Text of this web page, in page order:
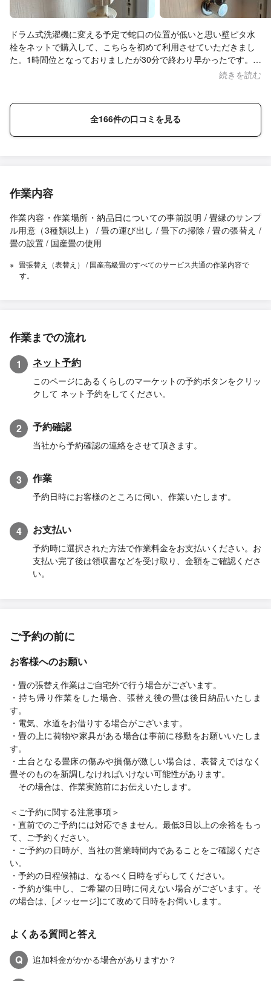
ドラム式洗濯機に変える予定で蛇口の位置が低いと思い壁ピタ水
栓をネットで購入して、こちらを初めて利用させていただきまし
た。1時間位となっておりましたが30分で終わり早かったです。そ
こまで古くない家だからかもしれませんが。動画とかあって、最
です(´Д｀;)とても丁寧に作業していただき、ありがとうございま
続きを読む
全166件の口コミを見る
作業内容
作業内容・作業場所・納品日についての事前説明 / 畳縁のサンプ
ル用意（3種類以上） / 畳の運び出し / 畳下の掃除 / 畳の張替え /
畳の設置 / 国産畳の使用
畳張替え（表替え） / 国産高級畳のすべてのサービス共通の作業内容で
す。
作業までの流れ
1 ネット予約
このページにあるくらしのマーケットの予約ボタンをクリッ
クして ネット予約をしてください。
2 予約確認
当社から予約確認の連絡をさせて頂きます。
3 作業
予約日時にお客様のところに伺い、作業いたします。
4 お支払い
予約時に選択された方法で作業料金をお支払いください。お
支払い完了後は領収書などを受け取り、金額をご確認くださ
い。
ご予約の前に
お客様へのお願い
・畳の張替え作業はご自宅外で行う場合がございます。
・持ち帰り作業をした場合、張替え後の畳は後日納品いたしま
す。
・電気、水道をお借りする場合がございます。
・畳の上に荷物や家具がある場合は事前に移動をお願いいたしま
す。
・土台となる畳床の傷みや損傷が激しい場合は、表替えではなく
畳そのものを新調しなければいけない可能性があります。
その場合は、作業実施前にお伝えいたします。
＜ご予約に関する注意事項＞
・直前でのご予約には対応できません。最低3日以上の余裕をもっ
て、ご予約ください。
・ご予約の日時が、当社の営業時間内であることをご確認くださ
い。
・予約の日程候補は、なるべく日時をずらしてください。
・予約が集中し、ご希望の日時に伺えない場合がございます。そ
の場合は、[メッセージ]にて改めて日時をお伺いします。
よくある質問と答え
Q
追加料金がかかる場合がありますか？